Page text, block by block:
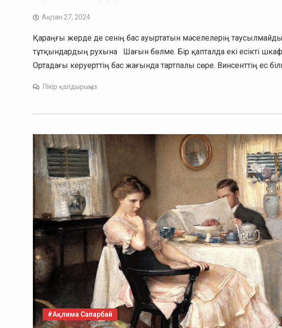
Ақпан 27, 2024
Қараңғы жерде де сенің бас ауыртатын мәселелерің
тұтқындардың рухына Шағын бөлме. Бір қапталда екі есікті
Ортадағы керуерттің бас жағында тартпалы сөре. Винсенттің ес
Пікір қалдырыңыз
#Ақлима Сапарбай